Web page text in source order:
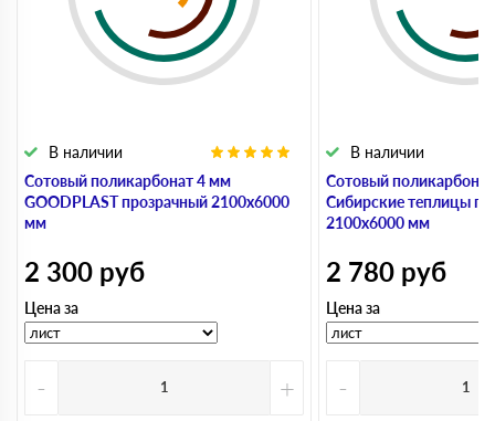
Сотовый поликарбонат 4 мм
GOODPLAST прозрачный 2100х6000
мм
В наличии
2 300 руб
Цена за
- +
Сотовый
Сибирские теплицы
2100х6000 мм
В наличии
2 780 руб
Цена за
-